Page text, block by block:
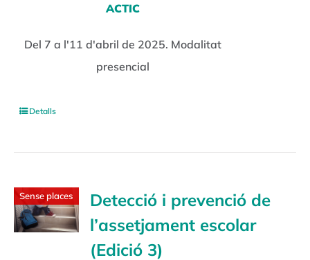
ACTIC
Del 7 a l'11 d'abril de 2025. Modalitat
presencial
Detalls
Sense places
Detecció i prevenció de
l’assetjament escolar
(Edició 3)